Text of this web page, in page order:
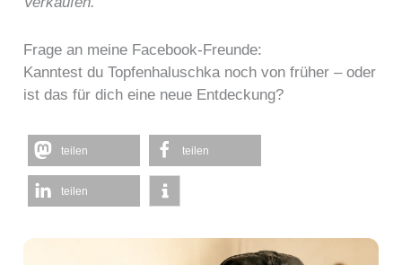
Frage an meine Facebook-Freunde:
Kanntest du Topfenhaluschka noch von früher – oder
ist das für dich eine neue Entdeckung?
teilen teilen
teilen